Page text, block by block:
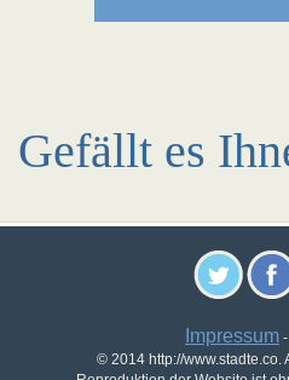
Gefällt es
Impressum -
© 2014 http://www.stadte.co.